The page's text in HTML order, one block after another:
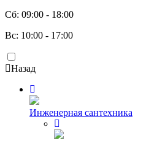
Сб: 09:00 - 18:00
Вс: 10:00 - 17:00
Назад
Инженерная сантехника